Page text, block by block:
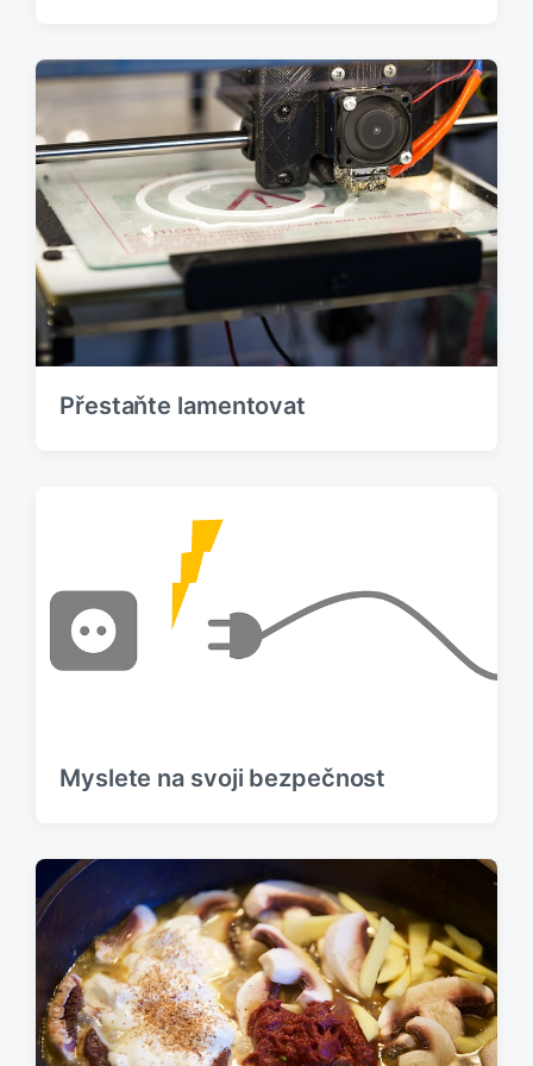
Přestaňte lamentovat
Myslete na svoji bezpečnost